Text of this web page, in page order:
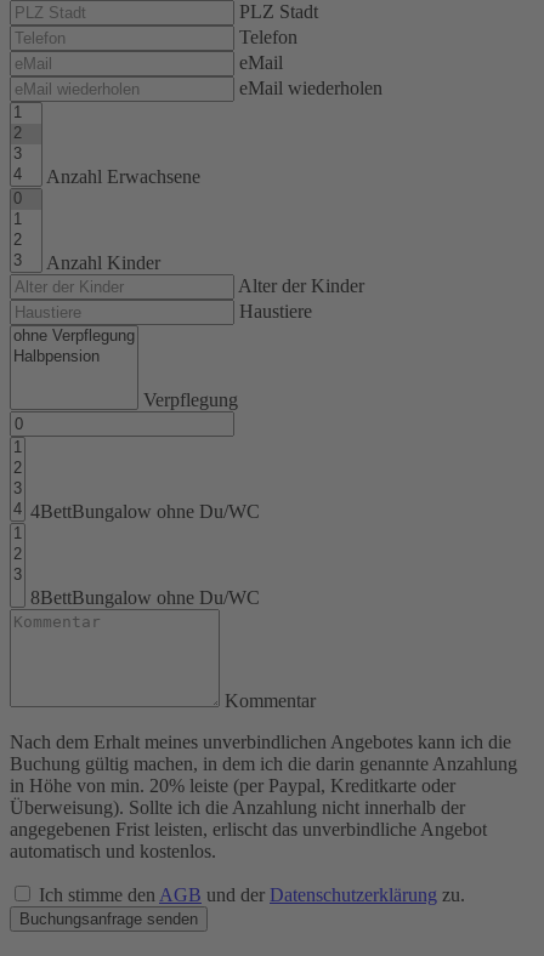
PLZ Stadt
Telefon
eMail
eMail wiederholen
Anzahl Erwachsene
Anzahl Kinder
Alter der Kinder
Haustiere
Verpflegung
4BettBungalow ohne Du/WC
8BettBungalow ohne Du/WC
Kommentar
Nach dem Erhalt meines unverbindlichen Angebotes kann ich die
Buchung gültig machen, in dem ich die darin genannte Anzahlung
in Höhe von min. 20% leiste (per Paypal, Kreditkarte oder
Überweisung). Sollte ich die Anzahlung nicht innerhalb der
angegebenen Frist leisten, erlischt das unverbindliche Angebot
automatisch und kostenlos.
Ich stimme den AGB und der Datenschutzerklärung zu.
Buchungsanfrage senden